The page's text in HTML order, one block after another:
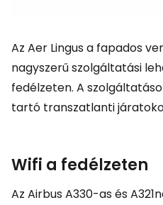
Az Aer Lingus a fapados
nagyszerű szolgáltatási
fedélzeten. A
tartó transzatlanti
Wifi a fedélzeten
Az Airbus A330-as és